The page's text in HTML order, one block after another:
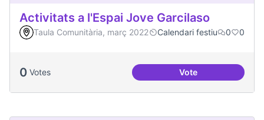
Activitats a l'Espai Jove Garcilaso
Taula Comunitària, març 2022 Calendari festiu 0 0
0 Votes VoteActivitats a l'Espai